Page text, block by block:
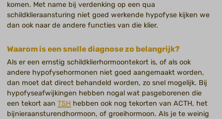
komen. Met name bij verdenking op een qua
schildklieraansturing niet goed werkende hypofyse kijken we
dan ook naar de andere functies van die klier.
Waarom is een snelle diagnose zo belangrijk?
Als er een ernstig schildklierhormoontekort is, of als ook
andere hypofysehormonen niet goed aangemaakt worden,
dan moet dat direct behandeld worden, zo snel mogelijk. Bij
hypofyseafwijkingen hebben nogal wat pasgeborenen die
een tekort aanTSH hebben ook nog tekorten van ACTH, het
bijnieraansturendhormoon, of groeihormoon. Als je te weinig